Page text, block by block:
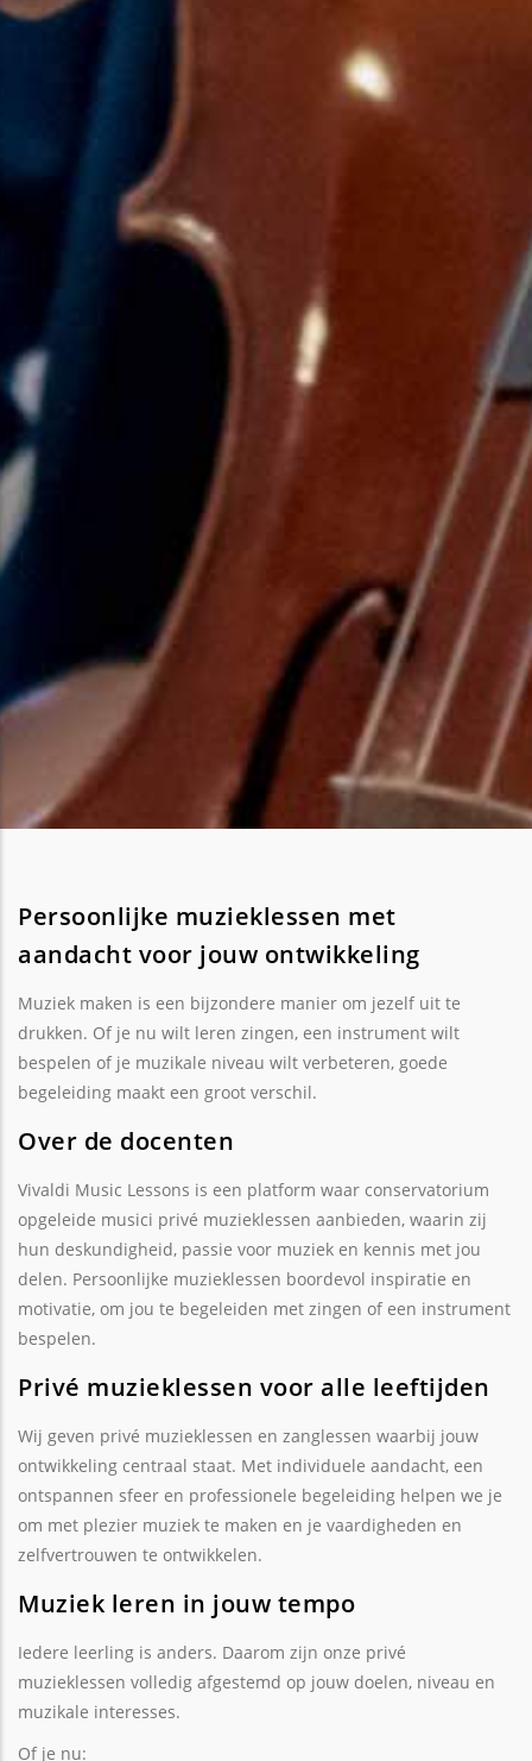
Persoonlijke muzieklessen met
aandacht voor jouw ontwikkeling
Muziek maken is een bijzondere manier om jezelf uit te
drukken. Of je nu wilt leren zingen, een instrument wilt
bespelen of je muzikale niveau wilt verbeteren, goede
begeleiding maakt een groot verschil.
Over de docenten
Vivaldi Music Lessons is een platform waar conservatorium
opgeleide musici privé muzieklessen aanbieden, waarin zij
hun deskundigheid, passie voor muziek en kennis met jou
delen. Persoonlijke muzieklessen boordevol inspiratie en
motivatie, om jou te begeleiden met zingen of een instrument
bespelen.
Privé muzieklessen voor alle leeftijden
Wij geven privé muzieklessen en zanglessen waarbij jouw
ontwikkeling centraal staat. Met individuele aandacht, een
ontspannen sfeer en professionele begeleiding helpen we je
om met plezier muziek te maken en je vaardigheden en
zelfvertrouwen te ontwikkelen.
Muziek leren in jouw tempo
Iedere leerling is anders. Daarom zijn onze privé
muzieklessen volledig afgestemd op jouw doelen, niveau en
muzikale interesses.
Of je nu: